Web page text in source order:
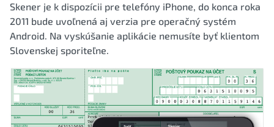
Skener je k dispozícii pre telefóny iPhone, do konca roka
2011 bude uvoľnená aj verzia pre operačný systém
Android. Na vyskúšanie aplikácie nemusíte byť klientom
Slovenskej sporiteľne.